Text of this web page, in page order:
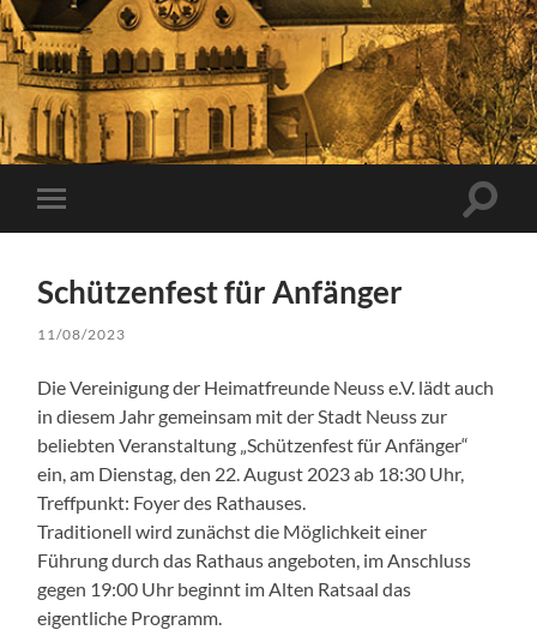
Mobile-
Menü
Schützenfest für Anfänger
11/08/2023
Die Vereinigung der Heimatfreunde Neuss e.V. lädt auch
in diesem Jahr gemeinsam mit der Stadt Neuss zur
beliebten Veranstaltung „Schützenfest für Anfänger“
ein, am Dienstag, den 22. August 2023 ab 18:30 Uhr,
Treffpunkt: Foyer des Rathauses.
Traditionell wird zunächst die Möglichkeit einer
Führung durch das Rathaus angeboten, im Anschluss
gegen 19:00 Uhr beginnt im Alten Ratsaal das
eigentliche Programm.